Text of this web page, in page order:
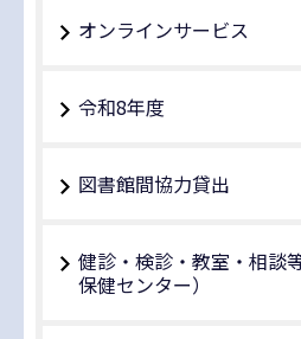
オンラインサービス
令和8年度
図書館間協力貸出
健診・検診・教室・相談
保健センター）